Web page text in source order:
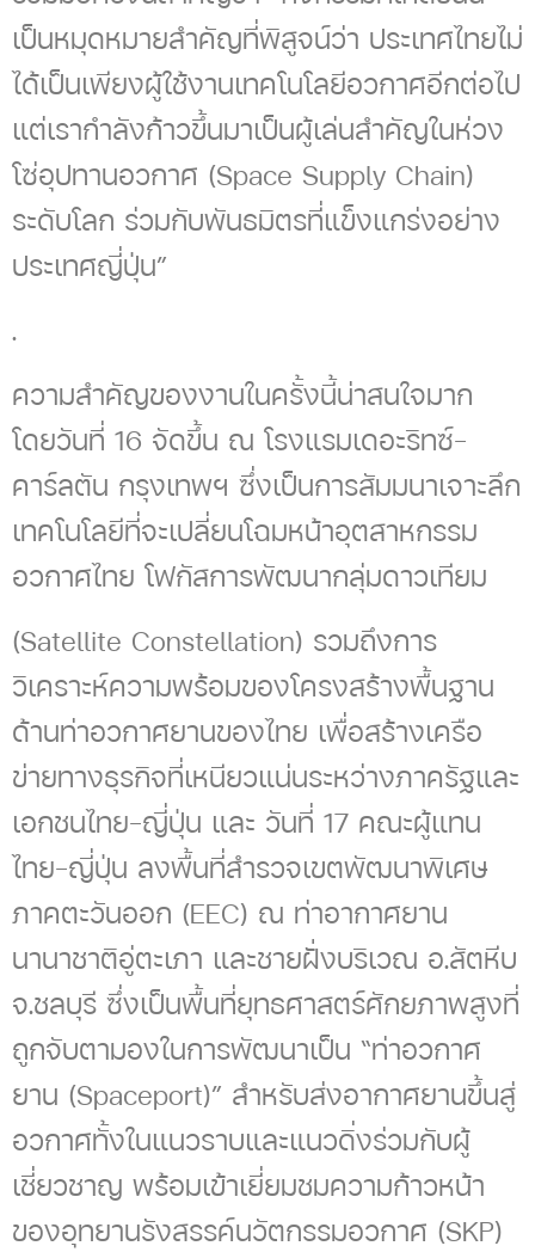
เป็นหมุดหมายสำคัญที่พิสูจน์ว่า ประเทศไทยไม่
ได้เป็นเพียงผู้ใช้งานเทคโนโลยีอวกาศอีกต่อไป
แต่เรากำลังก้าวขึ้นมาเป็นผู้เล่นสำคัญในห่วง
โซ่อุปทานอวกาศ (Space Supply Chain)
ระดับโลก ร่วมกับพันธมิตรที่แข็งแกร่งอย่าง
ประเทศญี่ปุ่น”
.
ความสำคัญของงานในครั้งนี้น่าสนใจมาก
โดยวันที่ 16 จัดขึ้น ณ โรงแรมเดอะริทซ์-
คาร์ลตัน กรุงเทพฯ ซึ่งเป็นการสัมมนาเจาะลึก
เทคโนโลยีที่จะเปลี่ยนโฉมหน้าอุตสาหกรรม
อวกาศไทย โฟกัสการพัฒนากลุ่มดาวเทียม
(Satellite Constellation) รวมถึงการ
วิเคราะห์ความพร้อมของโครงสร้างพื้นฐาน
ด้านท่าอวกาศยานของไทย เพื่อสร้างเครือ
ข่ายทางธุรกิจที่เหนียวแน่นระหว่างภาครัฐและ
เอกชนไทย-ญี่ปุ่น และ วันที่ 17 คณะผู้แทน
ไทย-ญี่ปุ่น ลงพื้นที่สำรวจเขตพัฒนาพิเศษ
ภาคตะวันออก (EEC) ณ ท่าอากาศยาน
นานาชาติอู่ตะเภา และชายฝั่งบริเวณ อ.สัตหีบ
จ.ชลบุรี ซึ่งเป็นพื้นที่ยุทธศาสตร์ศักยภาพสูงที่
ถูกจับตามองในการพัฒนาเป็น “ท่าอวกาศ
ยาน (Spaceport)” สำหรับส่งอากาศยานขึ้นสู่
อวกาศทั้งในแนวราบและแนวดิ่งร่วมกับผู้
เชี่ยวชาญ พร้อมเข้าเยี่ยมชมความก้าวหน้า
ของอุทยานรังสรรค์นวัตกรรมอวกาศ (SKP)